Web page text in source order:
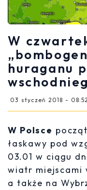
W
huraganu
03 styczeń 2018 - 08:52
W Polsce
łaskawy pod
03.01 w ciągu
wiatr miejscami
a także na